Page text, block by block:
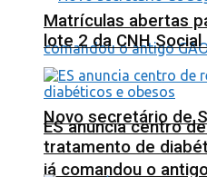
Novo secretário de
já comandou o
Matrículas abertas
lote 2 da CNH
ES anuncia centro
tratamento de